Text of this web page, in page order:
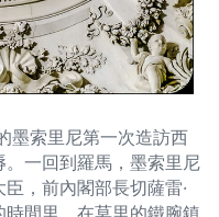
墨索里尼第一次造訪西
一回到羅馬，墨索里尼
，前內閣部長切薩雷·